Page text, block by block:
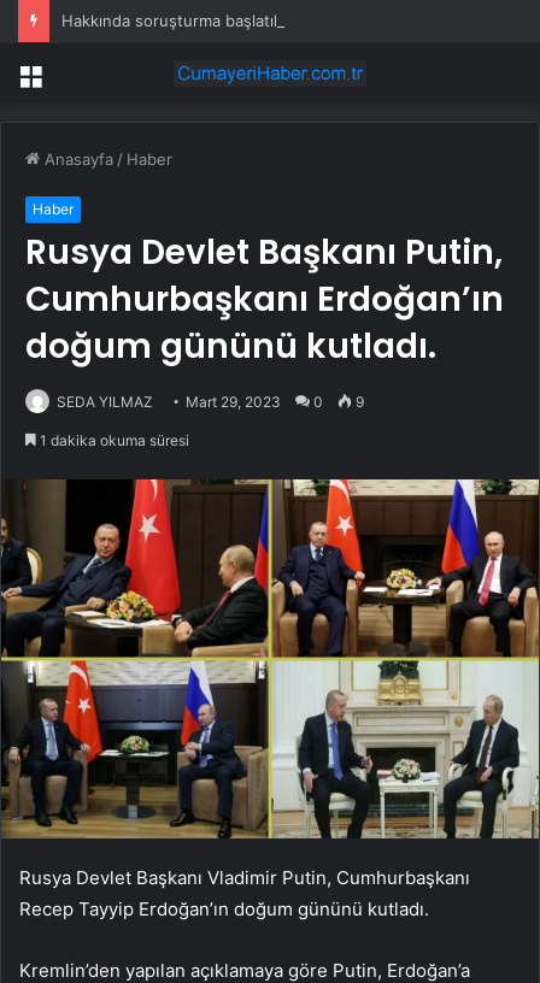
Menü
Anasayfa / Haber
Haber
Rusya Devlet Başkanı Putin,
Cumhurbaşkanı Erdoğan’ın
doğum gününü kutladı.
SEDA YILMAZ Mart 29, 2023 0 9
1 dakika okuma süresi
Rusya Devlet Başkanı Vladimir Putin, Cumhurbaşkanı
Recep Tayyip Erdoğan’ın doğum gününü kutladı.
Kremlin’den yapılan açıklamaya göre Putin, Erdoğan’a